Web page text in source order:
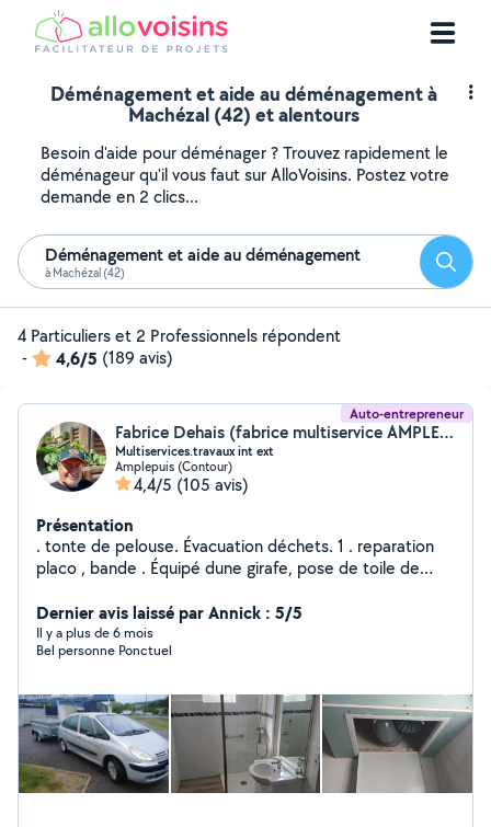
Déménagement et aide au déménagement à
Machézal (42) et alentours
Besoin d'aide pour déménager ? Trouvez rapidement le
déménageur qu'il vous faut sur AlloVoisins. Postez votre
demande en 2 clics...
Déménagement et aide au déménagement
à Machézal (42)
4 Particuliers et 2 Professionnels répondent
-
4,6/5 (189 avis)
Auto-entrepreneur
Fabrice Dehais (fabrice multiservice AMPLEPUIS)
Multiservices.travaux int ext
Amplepuis (Contour)
4,4/5 (105 avis)
Présentation
. tonte de pelouse. Évacuation déchets. 1 . reparation
placo , bande . Équipé dune girafe, pose de toile de
toile de verre . Postere mural 2 . Pose de luminaire ,
d'étagère de cadre et de rideaux. 3 Petite maçonnerie ,
Muret , moellons petite tache placo. Joît et bande ect
batterie) essence , évacuation déchets Voir les photos.
Beaucoup d'idées pour pas chère. N'hésitez pas .
disponible jour et nuit. Weekend aussi .
Dernier avis laissé par Annick : 5/5
Il y a plus de 6 mois
Bel personne Ponctuel